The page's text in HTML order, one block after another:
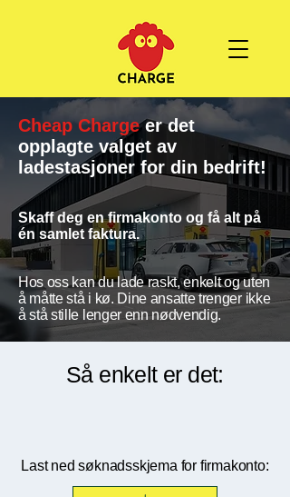
Cheap Charge er det
opplagte valget av
ladestasjoner for din bedrift!
Skaff deg en firmakonto og få alt på
én samlet faktura.
Hos oss kan du lade raskt, enkelt og uten
å måtte stå i kø. Dine ansatte trenger ikke
å stå stille lenger enn nødvendig.
Så enkelt er det:
Last ned søknadsskjema for firmakonto: